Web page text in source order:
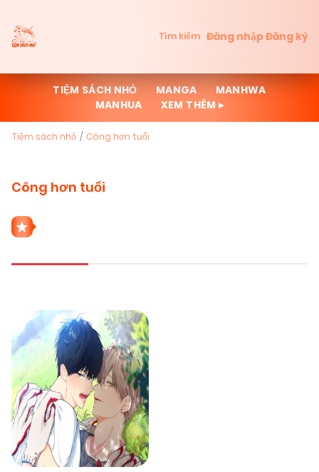
Tìm kiếm Đăng nhậpĐăng ký
TIỆM SÁCH NHỎ MANGA
MANHWA
MANHUA
XEM THÊM ▸
Tiệm sách nhỏ Công hơn tuổi
Công hơn tuổi